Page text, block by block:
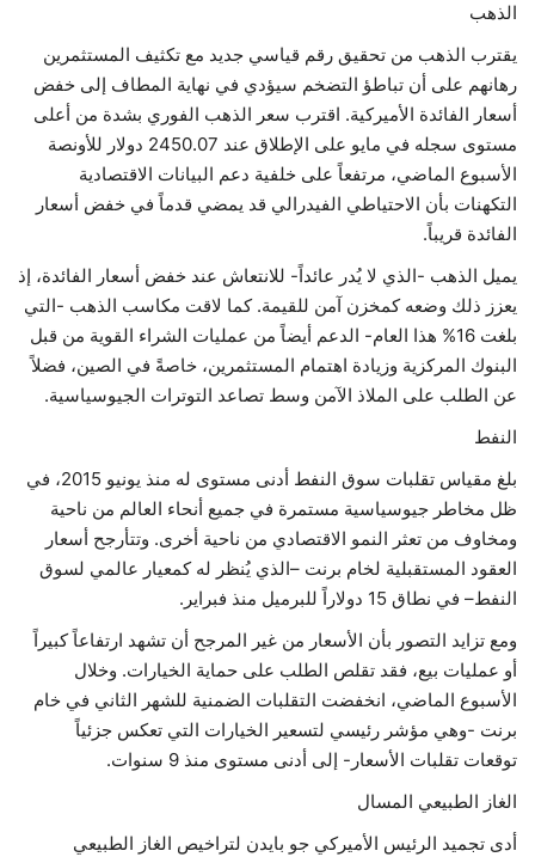
الذهب
يقترب الذهب من تحقيق رقم قياسي جديد مع تكثيف المستثمرين
رهانهم على أن تباطؤ التضخم سيؤدي في نهاية المطاف إلى خفض
أسعار الفائدة الأميركية. اقترب سعر الذهب الفوري بشدة من أعلى
مستوى سجله في مايو على الإطلاق عند 2450.07 دولار للأونصة
الأسبوع الماضي، مرتفعاً على خلفية دعم البيانات الاقتصادية
التكهنات بأن الاحتياطي الفيدرالي قد يمضي قدماً في خفض أسعار
الفائدة قريباً.
يميل الذهب -الذي لا يُدر عائداً- للانتعاش عند خفض أسعار الفائدة، إذ
يعزز ذلك وضعه كمخزن آمن للقيمة. كما لاقت مكاسب الذهب -التي
بلغت 16% هذا العام- الدعم أيضاً من عمليات الشراء القوية من قبل
البنوك المركزية وزيادة اهتمام المستثمرين، خاصةً في الصين، فضلاً
عن الطلب على الملاذ الآمن وسط تصاعد التوترات الجيوسياسية.
النفط
بلغ مقياس تقلبات سوق النفط أدنى مستوى له منذ يونيو 2015، في
ظل مخاطر جيوسياسية مستمرة في جميع أنحاء العالم من ناحية
ومخاوف من تعثر النمو الاقتصادي من ناحية أخرى. وتتأرجح أسعار
العقود المستقبلية لخام برنت –الذي يُنظر له كمعيار عالمي لسوق
النفط– في نطاق 15 دولاراً للبرميل منذ فبراير.
ومع تزايد التصور بأن الأسعار من غير المرجح أن تشهد ارتفاعاً كبيراً
أو عمليات بيع، فقد تقلص الطلب على حماية الخيارات. وخلال
الأسبوع الماضي، انخفضت التقلبات الضمنية للشهر الثاني في خام
برنت -وهي مؤشر رئيسي لتسعير الخيارات التي تعكس جزئياً
توقعات تقلبات الأسعار- إلى أدنى مستوى منذ 9 سنوات.
الغاز الطبيعي المسال
أدى تجميد الرئيس الأميركي جو بايدن لتراخيص الغاز الطبيعي